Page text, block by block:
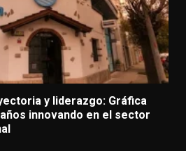
y liderazgo: Gráfica
innovando en el sector